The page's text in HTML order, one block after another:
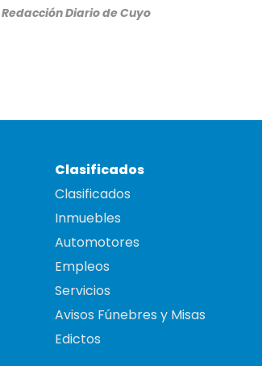
Redacción Diario de Cuyo
Clasificados
Clasificados
Inmuebles
Automotores
Empleos
Servicios
Avisos Fúnebres y Misas
Edictos